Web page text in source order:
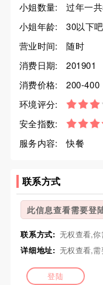
小姐数量:
过年一
小姐年龄:
30以下吧
营业时间:
随时
消费日期:
201901
消费价格:
200-400
环境评分:
安全指数:
服务内容:
快餐
联系方式
此信息查看需要登
联系方式: 无权查看,
详细地址: 无权查看,
登陆